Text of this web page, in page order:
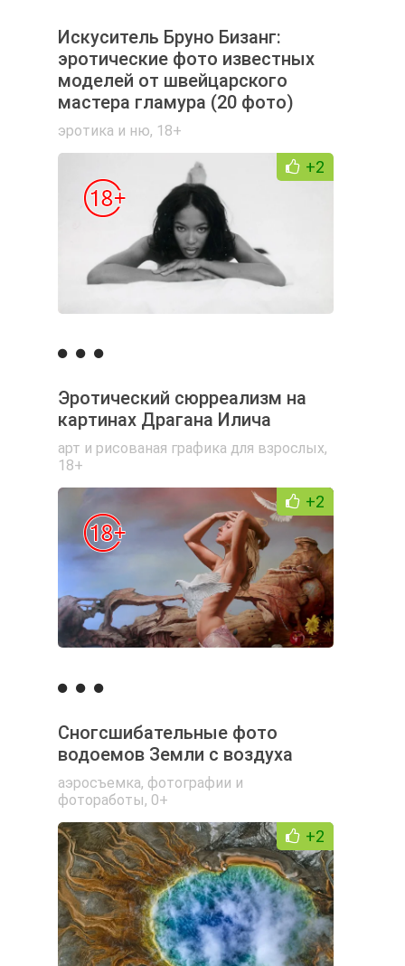
Искуситель Бруно Бизанг:
эротические фото известных
моделей от швейцарского
мастера гламура (20 фото)
эротика и ню, 18+
+2
Эротический сюрреализм на
картинах Драгана Илича
арт и рисованая графика для взрослых,
18+
+2
Сногсшибательные фото
водоемов Земли с воздуха
аэросъемка, фотографии и
фотоработы, 0+
+2